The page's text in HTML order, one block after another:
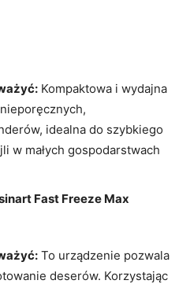
Kompaktowa i wydajna
idealna do szybkiego
w małych gospodarstwach
Fast Freeze Max
To urządzenie pozwala
deserów. Korzystając